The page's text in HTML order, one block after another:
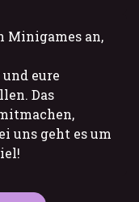
Minigames an,
eure
Das
uns geht es um